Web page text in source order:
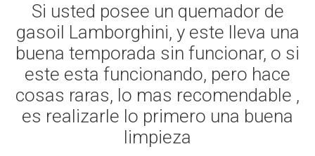
Si usted posee un quemador de
gasoil Lamborghini, y este lleva una
buena temporada sin funcionar, o si
este esta funcionando, pero hace
cosas raras, lo mas recomendable ,
es realizarle lo primero una buena
limpieza